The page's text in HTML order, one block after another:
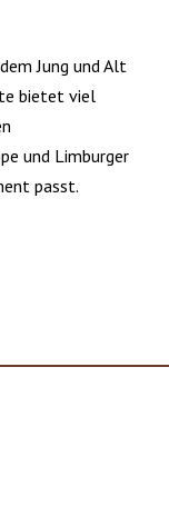
Jung und Alt
bietet viel
und Limburger
passt.